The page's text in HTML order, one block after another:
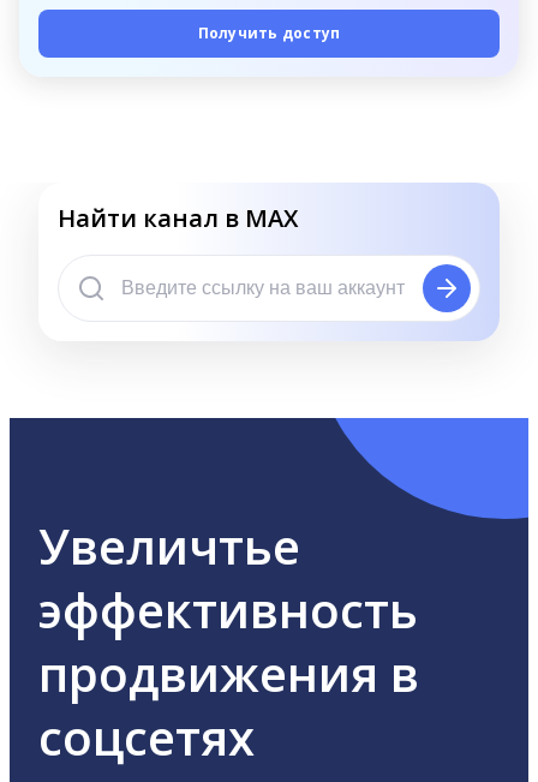
Получить доступ
Найти канал в MAX
Увеличтье
эффективность
продвижения в
соцсетях